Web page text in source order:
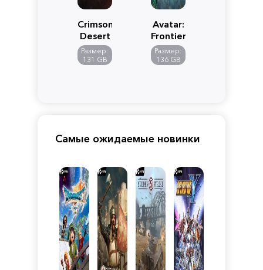
Crimson
Desert
Размер:
131 GB
Avatar:
Frontiers
of
Pandora
Размер:
136 GB
Самые ожидаемые новинки